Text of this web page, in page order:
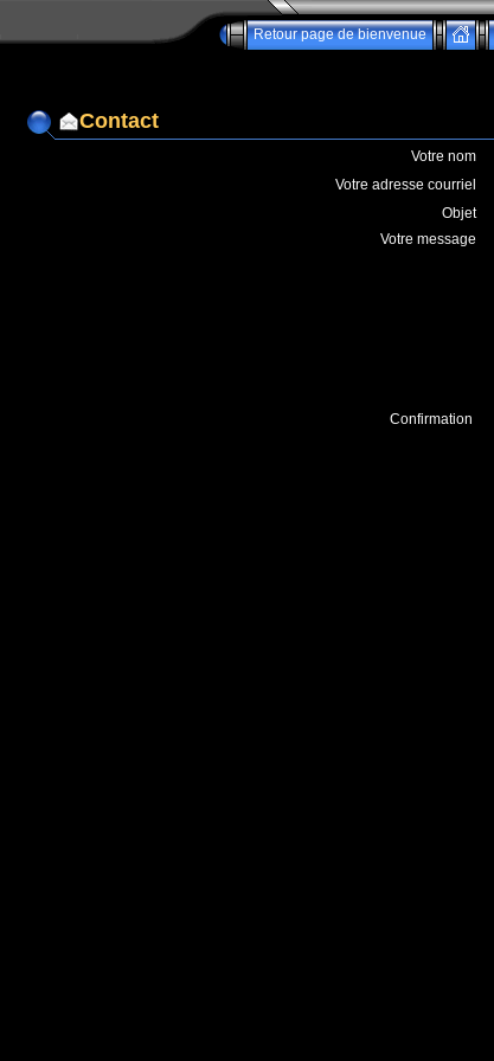
Retour page de bienvenue
Contact
Votre nom
Votre adresse courriel
Objet
Votre message
Confirmation